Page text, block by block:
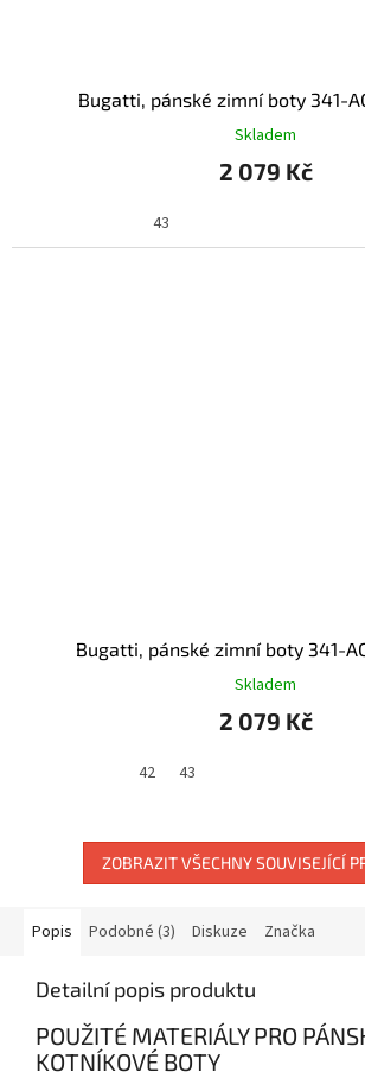
Bugatti, pánské zimní boty 341-
Skladem
2 079 Kč
43
Bugatti, pánské zimní boty 341-
Skladem
2 079 Kč
42 43
ZOBRAZIT VŠECHNY SOUVISEJÍCÍ
Popis Podobné (3) Diskuze Značka
Detailní popis produktu
POUŽITÉ MATERIÁLY PRO
KOTNÍKOVÉ BOTY